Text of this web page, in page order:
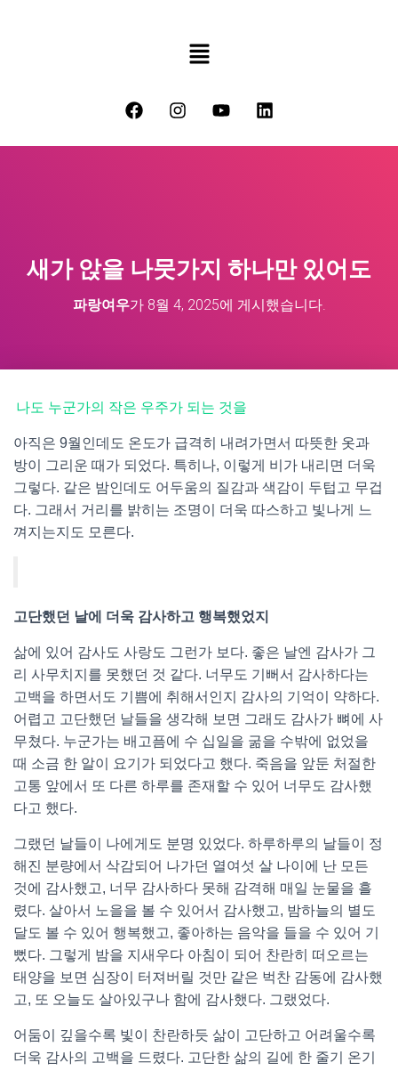
새가 앉을 나뭇가지 하나만 있어도
파랑여우가 8월 4, 2025에 게시했습니다.
나도 누군가의 작은 우주가 되는 것을
아직은 9월인데도 온도가 급격히 내려가면서 따뜻한 옷과
방이 그리운 때가 되었다. 특히나, 이렇게 비가 내리면 더욱
그렇다. 같은 밤인데도 어두움의 질감과 색감이 두텁고 무겁
다. 그래서 거리를 밝히는 조명이 더욱 따스하고 빛나게 느
껴지는지도 모른다.
고단했던 날에 더욱 감사하고 행복했었지
삶에 있어 감사도 사랑도 그런가 보다. 좋은 날엔 감사가 그
리 사무치지를 못했던 것 같다. 너무도 기뻐서 감사하다는
고백을 하면서도 기쁨에 취해서인지 감사의 기억이 약하다.
어렵고 고단했던 날들을 생각해 보면 그래도 감사가 뼈에 사
무쳤다. 누군가는 배고픔에 수 십일을 굶을 수밖에 없었을
때 소금 한 알이 요기가 되었다고 했다. 죽음을 앞둔 처절한
고통 앞에서 또 다른 하루를 존재할 수 있어 너무도 감사했
다고 했다.
그랬던 날들이 나에게도 분명 있었다. 하루하루의 날들이 정
해진 분량에서 삭감되어 나가던 열여섯 살 나이에 난 모든
것에 감사했고, 너무 감사하다 못해 감격해 매일 눈물을 흘
렸다. 살아서 노을을 볼 수 있어서 감사했고, 밤하늘의 별도
달도 볼 수 있어 행복했고, 좋아하는 음악을 들을 수 있어 기
뻤다. 그렇게 밤을 지새우다 아침이 되어 찬란히 떠오르는
태양을 보면 심장이 터져버릴 것만 같은 벅찬 감동에 감사했
고, 또 오늘도 살아있구나 함에 감사했다. 그랬었다.
어둠이 깊을수록 빛이 찬란하듯 삶이 고단하고 어려울수록
더욱 감사의 고백을 드렸다. 고단한 삶의 길에 한 줄기 온기